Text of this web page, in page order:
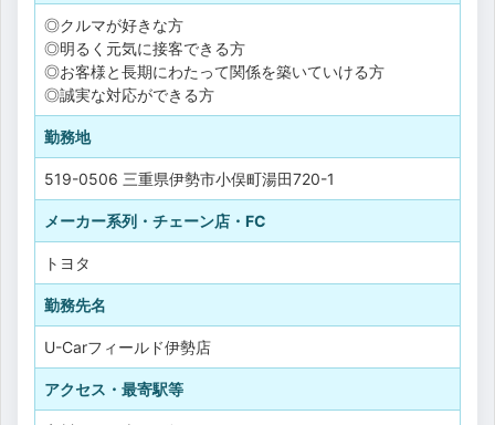
◎クルマが好きな方
◎明るく元気に接客できる方
◎お客様と長期にわたって関係を築いていける方
◎誠実な対応ができる方
勤務地
519-0506 三重県伊勢市小俣町湯田720-1
メーカー系列・チェーン店・FC
トヨタ
勤務先名
U-Carフィールド伊勢店
アクセス・最寄駅等